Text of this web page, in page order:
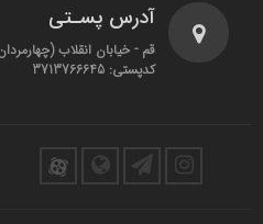
آدرس پسـتی
کدپستی: 3713766645